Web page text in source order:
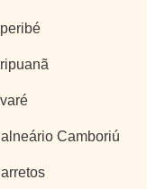
Camboriú